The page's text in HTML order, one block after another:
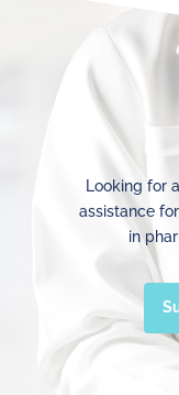
Looking for
assistance
in